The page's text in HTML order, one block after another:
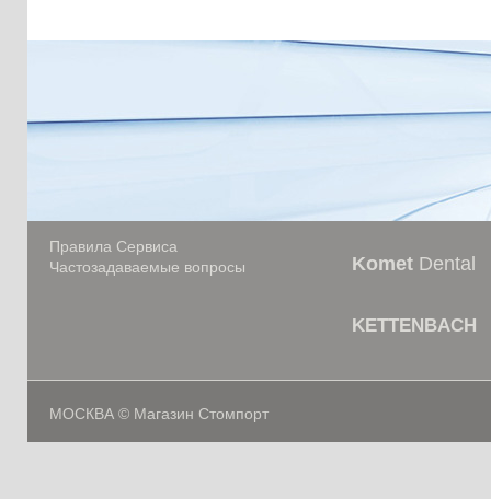
Правила Сервиса
Частозадаваемые вопросы
Komet Dental
KETTENBACH
МОСКВА © Магазин Стомпорт